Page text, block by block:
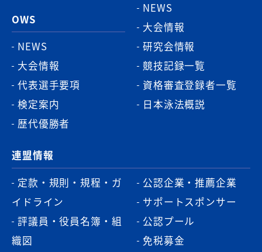
OWS
NEWS
大会情報
代表選手要項
検定案内
歴代優勝者
NEWS
大会情報
研究会情報
競技記録一覧
資格審査登録者一覧
日本泳法概説
連盟情報
定款・規則・規程・ガ
イドライン
評議員・役員名簿・組
織図
公認企業・推薦企業
サポートスポンサー
公認プール
免税募金